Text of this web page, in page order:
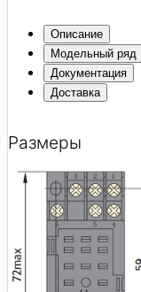
Описание
Модельный ряд
Документация
Доставка
Размеры